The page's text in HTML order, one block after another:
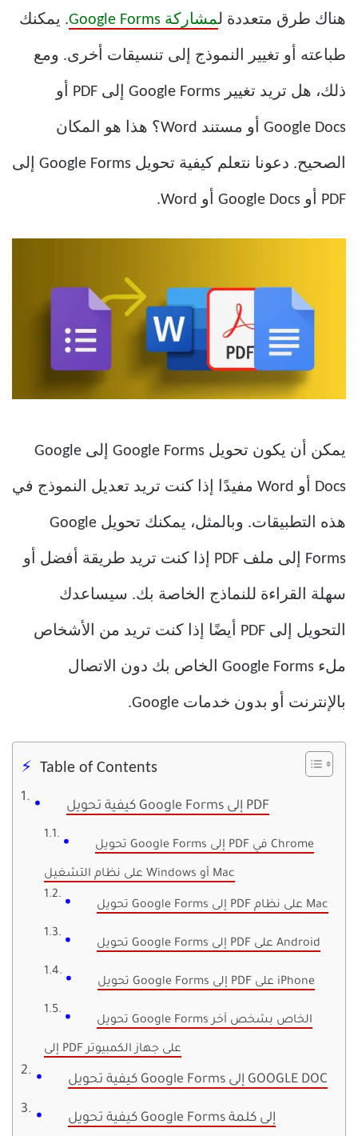
هناك طرق متعددة لمشاركة Google Forms . يمكنك
طباعته أو تغيير النموذج إلى تنسيقات أخرى. ومع
ذلك، هل تريد تغيير Google Forms إلى PDF أو
Google Docs أو مستند Word؟ هذا هو المكان
الصحيح. دعونا نتعلم كيفية تحويل Google Forms إلى
PDF أو Google Docs أو Word.
يمكن أن يكون تحويل Google Forms إلى Google
Docs أو Word مفيدًا إذا كنت تريد تعديل النموذج في
هذه التطبيقات. وبالمثل، يمكنك تحويل Google
Forms إلى ملف PDF إذا كنت تريد طريقة أفضل أو
سهلة القراءة للنماذج الخاصة بك. سيساعدك
التحويل إلى PDF أيضًا إذا كنت تريد من الأشخاص
ملء Google Forms الخاص بك دون الاتصال
بالإنترنت أو بدون خدمات Google.
Table of Contents
كيفية تحويل Google Forms إلى PDF
تحويل Google Forms إلى PDF في Chrome
على نظام التشغيل Windows أو Mac
تحويل Google Forms إلى PDF على نظام Mac
تحويل Google Forms إلى PDF على Android
تحويل Google Forms إلى PDF على iPhone
تحويل Google Forms الخاص بشخص آخر
إلى PDF على جهاز الكمبيوتر
كيفية تحويل Google Forms إلى GOOGLE DOC
كيفية تحويل Google Forms إلى كلمة